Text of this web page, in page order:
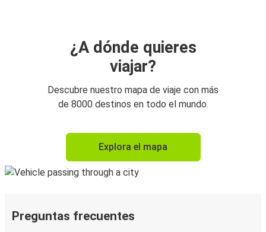
¿A dónde quieres
viajar?
Descubre nuestro mapa de viaje con más
de 8000 destinos en todo el mundo.
Explora el mapa
Preguntas frecuentes